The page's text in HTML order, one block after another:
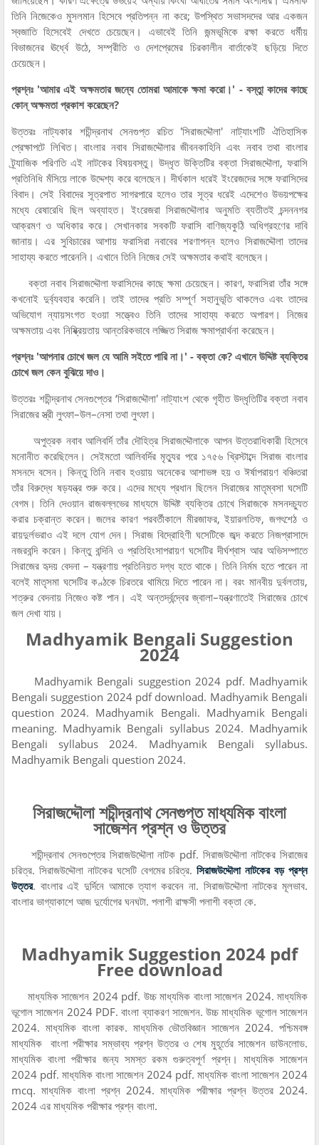
তিনি নিজেকেও মুসলমান হিসেবে প্রতিপন্ন না করে; উপস্থিত সভাসদদের আর একজন
স্বজাতি হিসেবেই দেখতে চেয়েছেন। এভাবেই তিনি জন্মভূমিকে রক্ষা করতে ধর্মীয়
বিভাজনের ঊর্ধ্বে উঠে, সম্প্রীতি ও দেশপ্রেমের চিরকালীন বার্তাকেই ছড়িয়ে দিতে
চেয়েছেন।
প্রশ্নঃ 'আমার এই অক্ষমতার জন্যে তোমরা আমাকে ক্ষমা করো।' - বস্তুা কাদের কাছে
কোন্ অক্ষমতা প্রকাশ করেছেন?
উত্তরঃ নাট্যকার শচীন্দ্রনাথ সেনগুপ্ত রচিত 'সিরাজদ্দৌলা' নাট্যাংশটি ঐতিহাসিক
প্রেক্ষাপটে লিখিত। বাংলার নবাব সিরাজদ্দৌলার জীবনকাহিনি এবং নবাব তথা বাংলার
ট্র্যাজিক পরিণতি এই নাটকের বিষয়বস্তু। উদ্ধৃত উক্তিটির বক্তা সিরাজদ্দৌলা, ফরাসি
প্রতিনিধি মঁসিয়ে লাকে উদ্দেশ্য করে বলেছেন। দীর্ঘকাল ধরেই ইংরেজদের সঙ্গে ফরাসিদের
বিবাদ। সেই বিবাদের সূত্রপাত সাগরপারে হলেও তার সূত্র ধরেই এদেশেও উভয়পক্ষের
মধ্যে রেষারেধি ছিল অব্যাহত। ইংরেজরা সিরাজদ্দৌলার অনুমতি ব্যতীতই চন্দননগর
আক্রমণ ও অধিকার করে। সেখানকার সবকটি ফরাসি বাণিজ্যকুঠি অধিগ্রহণের দাবি
জানায়। এর সুবিচারের আশায় ফরাসিরা নবাবের শরণাপন্ন হলেও সিরাজদ্দৌলা তাদের
সাহায্য করতে পারেননি। এখানে তিনি নিজের সেই অক্ষমতার কথাই বলেছেন।
বক্তা নবাব সিরাজদ্দৌলা ফরাসিদের কাছে ক্ষমা চেয়েছেন। কারণ, ফরাসিরা তাঁর সঙ্গে
কখনোই দুর্ব্যবহার করেনি। তাই তাদের প্রতি সম্পূর্ণ সহানুভূতি থাকলেও এবং তাদের
অভিযোগ ন্যায়সংগত হওয়া সত্ত্বেও তিনি তাদের সাহায্য করতে অপারগ। নিজের
অক্ষমতায় এবং নিষ্ক্রিয়তায় আন্তরিকভাবে লজ্জিত সিরাজ ক্ষমাপ্রার্থনা করেছেন।
প্রশ্নঃ 'আপনার চোখে জল যে আমি সইতে পারি না।' - বক্তা কে? এখানে উদ্দিষ্ট ব্যক্তির
চোখে জল কেন বুঝিয়ে দাও।
উত্তরঃ শচীন্দ্রনাথ সেনগুপ্তের ‘সিরাজদ্দৌলা' নাট্যাংশ থেকে গৃহীত উদ্ধৃতিটির বক্তা নবাব
সিরাজের স্ত্রী লুৎফা–উল–নেসা তথা লুৎফা।
অপুত্রক নবাব আলিবর্দি তাঁর দৌহিত্র সিরাজদ্দৌলাকে আপন উত্তরাধিকারী হিসেবে
মনোনীত করেছিলেন। সেইমতো আলিবর্দির মৃত্যুর পরে ১৭৫৬ খ্রিস্টাব্দে সিরাজ বাংলার
মসনদে বসেন। কিন্তু তিনি নবাব হওয়ায় অনেকের আশাভঙ্গ হয় ও ঈর্ষাপরায়ণ বঞ্চিতরা
তাঁর বিরুদ্ধে ষড়যন্ত্র শুরু করে। এদের মধ্যে প্রধান ছিলেন সিরাজের মাতৃম্বসা ঘসেটি
বেগম। তিনি দেওয়ান রাজবল্লভের মাধ্যমে উদ্দিষ্ট ব্যক্তির চোখে সিরাজকে মসনদচ্যুত
করার চক্রান্ত করেন। জলের কারণ পরবর্তীকালে মীরজাফর, ইয়ারলতিফ, জগৎশেঠ ও
রায়দুর্লভরাও এই দলে যোগ দেন। সিরাজ বিদ্রোহিণী ঘসেটিকে জব্দ করতে নিজপ্রাসাদে
নজরবন্দি করেন। কিন্তু বন্দিনি ও প্রতিহিংসাপরায়ণ ঘসেটির দীর্ঘশ্বাস আর অভিসম্পাতে
সিরাজের হৃদয় বেদনা – যন্ত্রণায় প্রতিনিয়ত দগ্ধ হতে থাকে। তিনি নির্মম হতে পারেন না
বলেই মাতৃসমা ঘসেটির কণ্ঠকে চিরতরে থামিয়ে দিতে পারেন না। বরং মানবীয় দুর্বলতায়,
শত্রুর বেদনায় নিজেও কষ্ট পান। এই অন্তর্দ্বন্দ্বের জ্বালা–যন্ত্রণাতেই সিরাজের চোখে
জল দেখা যায়।
Madhyamik Bengali Suggestion
2024
Madhyamik Bengali suggestion 2024 pdf. Madhyamik
Bengali suggestion 2024 pdf download. Madhyamik Bengali
question 2024. Madhyamik Bengali. Madhyamik Bengali
meaning. Madhyamik Bengali syllabus 2024. Madhyamik
Bengali syllabus 2024. Madhyamik Bengali syllabus.
Madhyamik Bengali question 2024.
সিরাজদ্দৌলা শচীন্দ্রনাথ সেনগুপ্ত মাধ্যমিক বাংলা
সাজেশন প্রশ্ন ও উত্তর
শচীন্দ্রনাথ সেনগুপ্তের সিরাজউদ্দৌলা নাটক pdf. সিরাজউদ্দৌলা নাটকের সিরাজের
চরিত্র. সিরাজউদ্দৌলা নাটকের ঘসেটি বেগমের চরিত্র.সিরাজউদ্দৌলা নাটকের বড় প্রশ্ন
উত্তর. বাংলার এই দুর্দিনে আমাকে ত্যাগ করবেন না. সিরাজউদ্দৌলা নাটকের মূলভাব.
বাংলার ভাগ্যাকাশে আজ দুর্যোগের ঘনঘটা. পলাশী রাক্ষসী পলাশী বক্তা কে.
Madhyamik Suggestion 2024 pdf
Free download
মাধ্যমিক সাজেশন 2024 pdf. উচ্চ মাধ্যমিক বাংলা সাজেশন 2024. মাধ্যমিক
ভূগোল সাজেশন 2024 PDF. বাংলা ব্যাকরণ সাজেশন. উচ্চ মাধ্যমিক ভূগোল সাজেশন
2024. মাধ্যমিক বাংলা কারক. মাধ্যমিক ভৌতবিজ্ঞান সাজেশন 2024. পশ্চিমবঙ্গ
মাধ্যমিক বাংলা পরীক্ষার সম্ভাব্য প্রশ্ন উত্তর ও শেষ মুহূর্তের সাজেশন ডাউনলোড.
মাধ্যমিক বাংলা পরীক্ষার জন্য সমস্ত রকম গুরুত্বপূর্ণ প্রশ্ন। মাধ্যমিক সাজেশন
2024 pdf. মাধ্যমিক বাংলা সাজেশন 2024 pdf. মাধ্যমিক বাংলা সাজেশন 2024
mcq. মাধ্যমিক বাংলা প্রশ্ন 2024. মাধ্যমিক পরীক্ষার প্রশ্ন উত্তর 2024.
2024 এর মাধ্যমিক পরীক্ষার প্রশ্ন বাংলা.